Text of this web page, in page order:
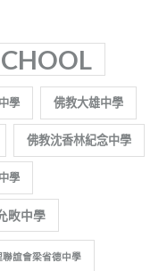
學 佛教大雄中學
佛教沈香林紀念中學
學
畋中學
誼會梁省德中學